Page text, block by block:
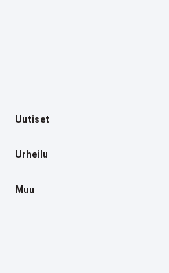
Uutiset
Urheilu
Muu